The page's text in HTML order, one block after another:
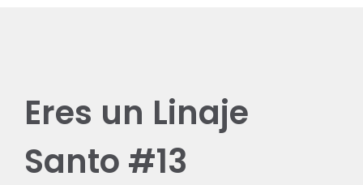
Eres un Linaje
Santo #13